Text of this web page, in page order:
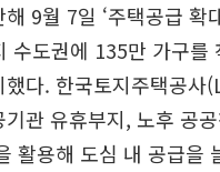
9월 7일 ‘주택공급 확
수도권에 135만 가구를
했다. 한국토지주택공사
기관 유휴부지, 노후 공
활용해 도심 내 공급을